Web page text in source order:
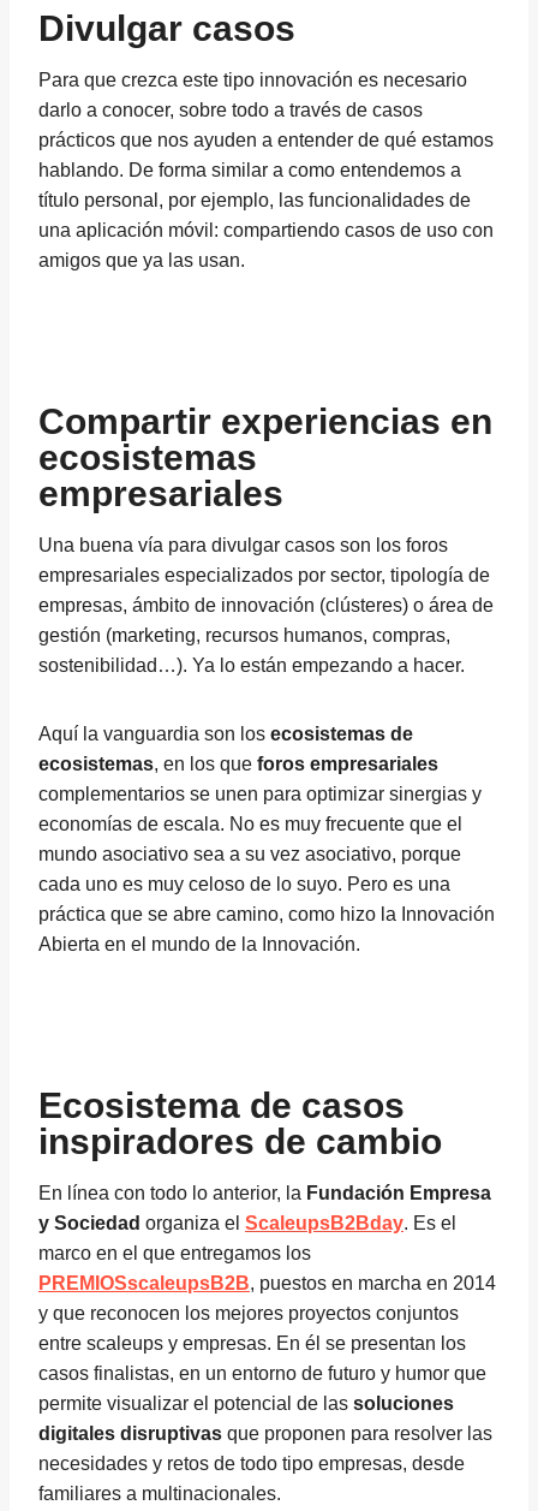
Divulgar casos
Para que crezca este tipo innovación es necesario
darlo a conocer, sobre todo a través de casos
prácticos que nos ayuden a entender de qué estamos
hablando. De forma similar a como entendemos a
título personal, por ejemplo, las funcionalidades de
una aplicación móvil: compartiendo casos de uso con
amigos que ya las usan.
Compartir experiencias en
ecosistemas
empresariales
Una buena vía para divulgar casos son los foros
empresariales especializados por sector, tipología de
empresas, ámbito de innovación (clústeres) o área de
gestión (marketing, recursos humanos, compras,
sostenibilidad…). Ya lo están empezando a hacer.
Aquí la vanguardia son los ecosistemas de
ecosistemas, en los que foros empresariales
complementarios se unen para optimizar sinergias y
economías de escala. No es muy frecuente que el
mundo asociativo sea a su vez asociativo, porque
cada uno es muy celoso de lo suyo. Pero es una
práctica que se abre camino, como hizo la Innovación
Abierta en el mundo de la Innovación.
Ecosistema de casos
inspiradores de cambio
En línea con todo lo anterior, la Fundación Empresa
y Sociedad organiza el ScaleupsB2Bday. Es el
marco en el que entregamos los
PREMIOSscaleupsB2B, puestos en marcha en 2014
y que reconocen los mejores proyectos conjuntos
entre scaleups y empresas. En él se presentan los
casos finalistas, en un entorno de futuro y humor que
permite visualizar el potencial de las soluciones
digitales disruptivas que proponen para resolver las
necesidades y retos de todo tipo empresas, desde
familiares a multinacionales.